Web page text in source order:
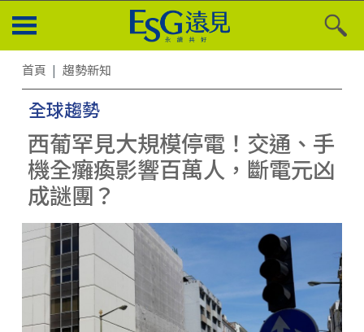
首頁 趨勢新知
全球趨勢
西葡罕見大規模停電！交通、手
機全癱瘓影響百萬人，斷電元凶
成謎團？